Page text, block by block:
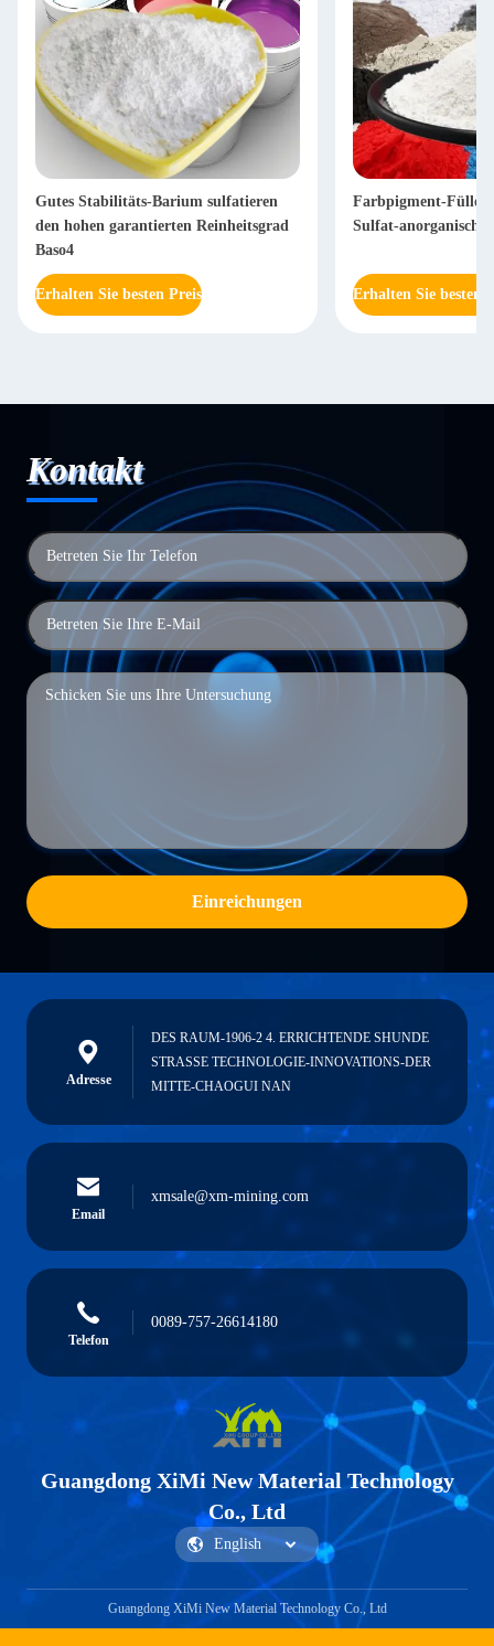
Gutes Stabilitäts-Barium sulfatieren
den hohen garantierten Reinheitsgrad
Baso4
Erhalten Sie besten Preis
Farbpigment-Füller
Sulfat-anorganische
Erhalten Sie besten
Kontakt
Einreichungen
Adresse
DES RAUM-1906-2 4. ERRICHTENDE SHUNDE
STRASSE TECHNOLOGIE-INNOVATIONS-DER
MITTE-CHAOGUI NAN
Email
xmsale@xm-mining.com
Telefon
0089-757-26614180
Guangdong XiMi New Material Technology
Co., Ltd
Guangdong XiMi New Material Technology Co., Ltd